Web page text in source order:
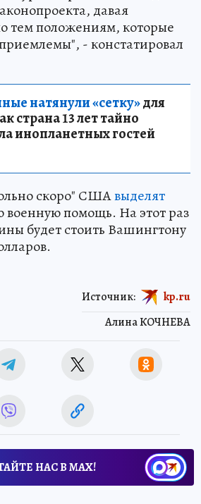
давая
тем положениям, которые
- констатировал
натянули «сетку»для
страна 13 лет тайно
инопланетных гостей
скоро" СШАвыделят
военную помощь. На этот раз
будет стоить Вашингтону
Алина КОЧНЕВА
Источник: kp.ru
НАС В МАХ!